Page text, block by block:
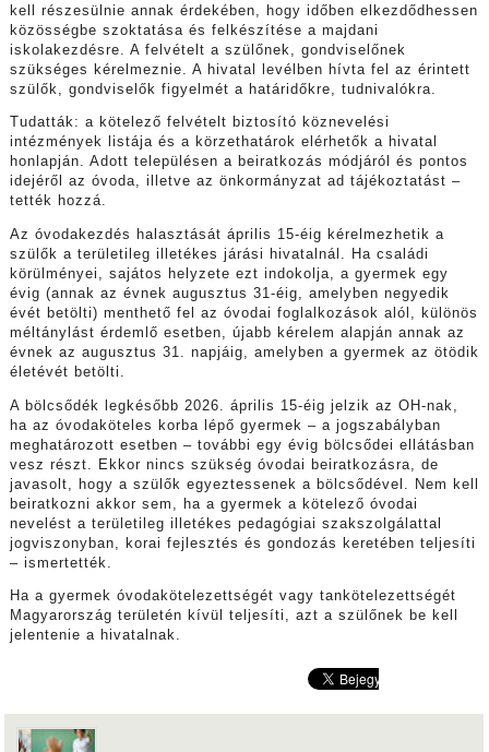
kell részesülnie annak érdekében, hogy időben elkezdődhessen
közösségbe szoktatása és felkészítése a majdani
iskolakezdésre. A felvételt a szülőnek, gondviselőnek
szükséges kérelmeznie. A hivatal levélben hívta fel az érintett
szülők, gondviselők figyelmét a határidőkre, tudnivalókra.
Tudatták: a kötelező felvételt biztosító köznevelési
intézmények listája és a körzethatárok elérhetők a hivatal
honlapján. Adott településen a beiratkozás módjáról és pontos
idejéről az óvoda, illetve az önkormányzat ad tájékoztatást –
tették hozzá.
Az óvodakezdés halasztását április 15-éig kérelmezhetik a
szülők a területileg illetékes járási hivatalnál. Ha családi
körülményei, sajátos helyzete ezt indokolja, a gyermek egy
évig (annak az évnek augusztus 31-éig, amelyben negyedik
évét betölti) menthető fel az óvodai foglalkozások alól, különös
méltánylást érdemlő esetben, újabb kérelem alapján annak az
évnek az augusztus 31. napjáig, amelyben a gyermek az ötödik
életévét betölti.
A bölcsődék legkésőbb 2026. április 15-éig jelzik az OH-nak,
ha az óvodaköteles korba lépő gyermek – a jogszabályban
meghatározott esetben – további egy évig bölcsődei ellátásban
vesz részt. Ekkor nincs szükség óvodai beiratkozásra, de
javasolt, hogy a szülők egyeztessenek a bölcsődével. Nem kell
beiratkozni akkor sem, ha a gyermek a kötelező óvodai
nevelést a területileg illetékes pedagógiai szakszolgálattal
jogviszonyban, korai fejlesztés és gondozás keretében teljesíti
– ismertették.
Ha a gyermek óvodakötelezettségét vagy tankötelezettségét
Magyarország területén kívül teljesíti, azt a szülőnek be kell
jelentenie a hivatalnak.